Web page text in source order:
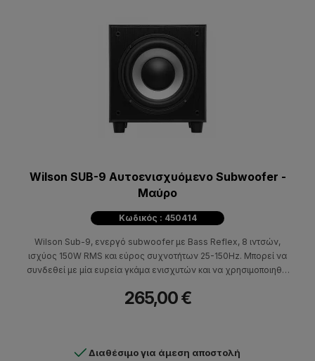
Wilson SUB-9 Αυτοενισχυόμενο Subwoofer -
Μαύρο
Κωδικός : 450414
Wilson Sub-9, ενεργό subwoofer με Bass Reflex, 8 ιντσών,
ισχύος 150W RMS και εύρος συχνοτήτων 25-150Hz. Μπορεί να
συνδεθεί με μία ευρεία γκάμα ενισχυτών και να χρησιμοποιηθεί
265,00 €
Διαθέσιμο για άμεση αποστολή